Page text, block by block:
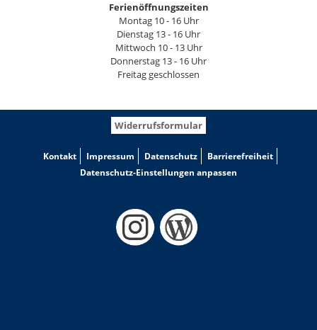
Ferienöffnungszeiten
Montag 10 - 16 Uhr
Dienstag 13 - 16 Uhr
Mittwoch 10 - 13 Uhr
Donnerstag 13 - 16 Uhr
Freitag geschlossen
Widerrufsformular
Kontakt Impressum Datenschutz
Barrierefreiheit
Datenschutz-Einstellungen anpassen